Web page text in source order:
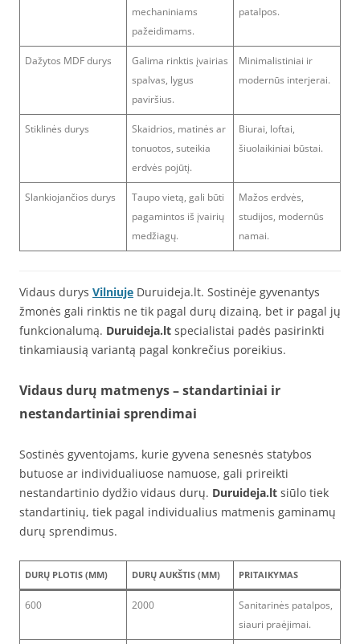
mechaniniams
pažeidimams.
patalpos.
Dažytos MDF durys
Galima rinktis įvairias
spalvas, lygus
paviršius.
Minimalistiniai ir
modernūs interjerai.
Stiklinės durys
Skaidrios, matinės ar
tonuotos, suteikia
erdvės pojūtį.
Biurai, loftai,
šiuolaikiniai būstai.
Slankiojančios durys
Taupo vietą, gali būti
pagamintos iš įvairių
medžiagų.
Mažos erdvės,
studijos, modernūs
namai.
Vidaus durys Vilniuje Duruideja.lt. Sostinėje gyvenantys
žmonės gali rinktis ne tik pagal durų dizainą, bet ir pagal jų
funkcionalumą. Duruideja.lt specialistai padės pasirinkti
tinkamiausią variantą pagal konkrečius poreikius.
Vidaus durų matmenys – standartiniai ir
nestandartiniai sprendimai
Sostinės gyventojams, kurie gyvena senesnės statybos
butuose ar individualiuose namuose, gali prireikti
nestandartinio dydžio vidaus durų. Duruideja.lt siūlo tiek
standartinių, tiek pagal individualius matmenis gaminamų
durų sprendimus.
DURŲ PLOTIS (MM) DURŲ AUKŠTIS (MM) PRITAIKYMAS
600 2000
Sanitarinės patalpos,
siauri praėjimai.